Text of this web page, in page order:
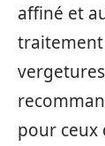
affiné et
traitement
pour ceux